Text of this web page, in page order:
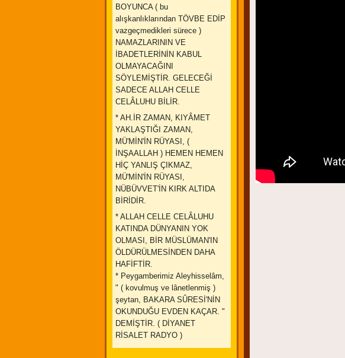
BOYUNCA ( bu
alışkanlıklarından TÖVBE EDİP
vazgeçmedikleri sürece )
NAMAZLARININ VE
İBADETLERİNİN KABUL
OLMAYACAĞINI
SÖYLEMİŞTİR. GELECEĞİ
SADECE ALLAH CELLE
CELÂLUHU BİLİR.
* AH.İR ZAMAN, KIYÂMET
YAKLAŞTIĞI ZAMAN,
MÜ'MİN'İN RÜYASI, (
İNŞAALLAH ) HEMEN HEMEN
HİÇ YANLIŞ ÇIKMAZ,
MÜ'MİN'İN RÜYASI,
NÜBÜVVET'İN KIRK ALTIDA
BİRİDİR.
* ALLAH CELLE CELÂLUHU
KATINDA DÜNYANIN YOK
OLMASI, BİR MÜSLÜMAN'IN
ÖLDÜRÜLMESİNDEN DAHA
HAFİFTİR.
* Peygamberimiz Aleyhisselâm,
" ( kovulmuş ve lânetlenmiş )
şeytan, BAKARA SÛRESİ'NİN
OKUNDUĞU EVDEN KAÇAR. "
DEMİŞTİR. ( DİYANET
RİSALET RADYO )